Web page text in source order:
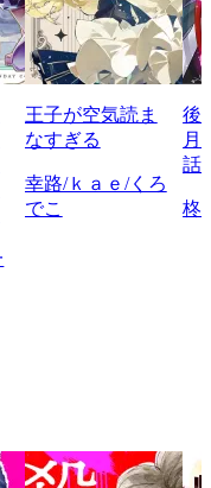
王子が空気読ま
なすぎる
幸路/ｋａｅ/くろ
でこ
後
月
話
柊